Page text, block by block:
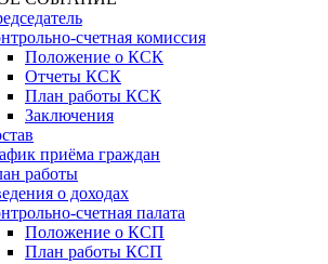
счетная комиссия
Положение о КСК
Отчеты КСК
План работы КСК
Заключения
приёма граждан
работы
о доходах
счетная палата
Положение о КСП
План работы КСП